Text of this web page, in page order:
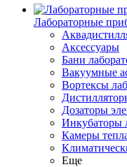
Лабораторные
Аксессуары
Бани
Вакуумные
Вортексы
Дозаторы
Инкубаторы
Камеры
Еще